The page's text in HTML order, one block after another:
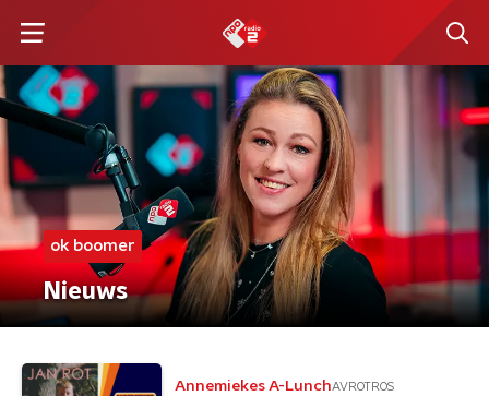
ok boomer
Nieuws
Annemiekes A-LunchAVROTROS